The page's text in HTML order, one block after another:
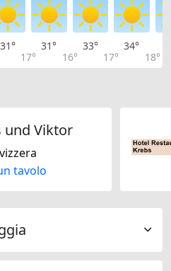
31°
17°
31°
16°
33°
17°
34°
18°
und Viktor
tavolo